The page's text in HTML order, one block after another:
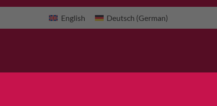
English Deutsch (German)